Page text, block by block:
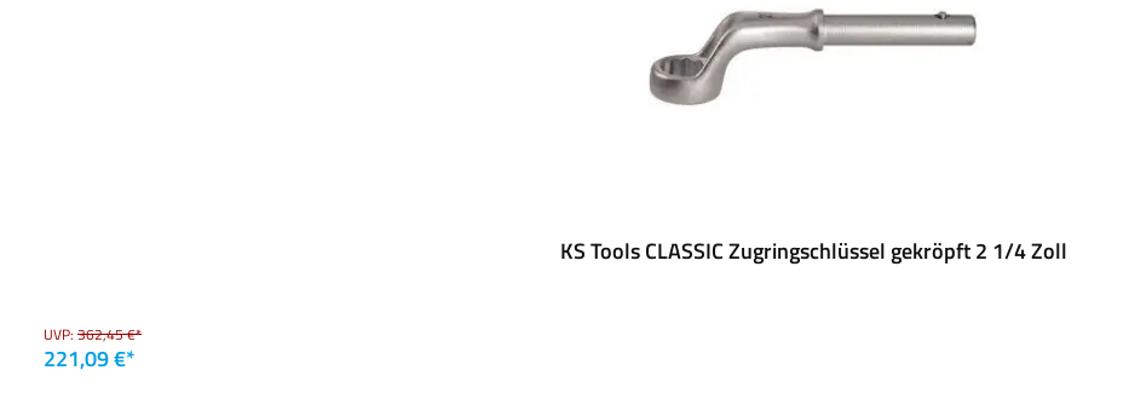
KS Tools CLASSIC Zugringschlüssel gekröpft 2 1/4 Zoll
UVP: 362,45 €*
221,09 €*